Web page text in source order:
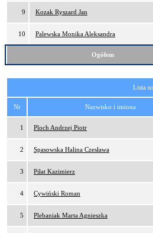
9 Kozak Ryszard Jan
10 Palewska Monika Aleksandra
Ogółem
Lista
Nr Nazwisko i imiona
1 Ploch Andrzej Piotr
2 Spasowska Halina Czesława
3 Piłat Kazimierz
4 Cywiński Roman
5 Plebaniak Marta Agnieszka